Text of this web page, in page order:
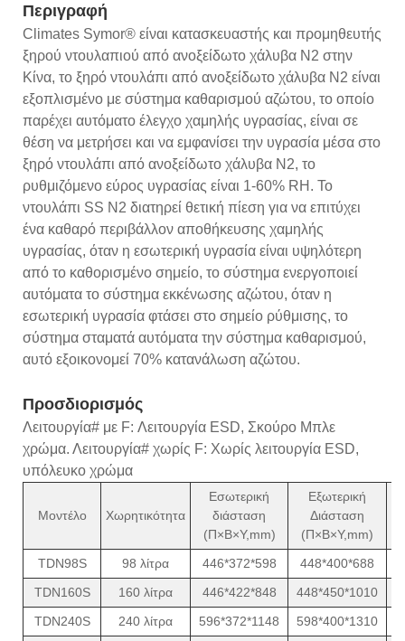
Περιγραφή
Climates Symor® είναι κατασκευαστής και προμηθευτής
ξηρού ντουλαπιού από ανοξείδωτο χάλυβα N2 στην
Κίνα, το ξηρό ντουλάπι από ανοξείδωτο χάλυβα N2 είναι
εξοπλισμένο με σύστημα καθαρισμού αζώτου, το οποίο
παρέχει αυτόματο έλεγχο χαμηλής υγρασίας, είναι σε
θέση να μετρήσει και να εμφανίσει την υγρασία μέσα στο
ξηρό ντουλάπι από ανοξείδωτο χάλυβα N2, το
ρυθμιζόμενο εύρος υγρασίας είναι 1-60% RH. Το
ντουλάπι SS N2 διατηρεί θετική πίεση για να επιτύχει
ένα καθαρό περιβάλλον αποθήκευσης χαμηλής
υγρασίας, όταν η εσωτερική υγρασία είναι υψηλότερη
από το καθορισμένο σημείο, το σύστημα ενεργοποιεί
αυτόματα το σύστημα εκκένωσης αζώτου, όταν η
εσωτερική υγρασία φτάσει στο σημείο ρύθμισης, το
σύστημα σταματά αυτόματα την σύστημα καθαρισμού,
αυτό εξοικονομεί 70% κατανάλωση αζώτου.
Προσδιορισμός
Λειτουργία# με F: Λειτουργία ESD, Σκούρο Μπλε
χρώμα. Λειτουργία# χωρίς F: Χωρίς λειτουργία ESD,
υπόλευκο χρώμα
Μοντέλο Χωρητικότητα
Εσωτερική
διάσταση
(Π×Β×Υ,mm)
Εξωτερική
Διάσταση
(Π×Β×Υ,mm)
TDN98S
98 λίτρα 446*372*598 448*400*688
TDN160S
160 λίτρα 446*422*848 448*450*1010
TDN240S
240 λίτρα 596*372*1148 598*400*1310